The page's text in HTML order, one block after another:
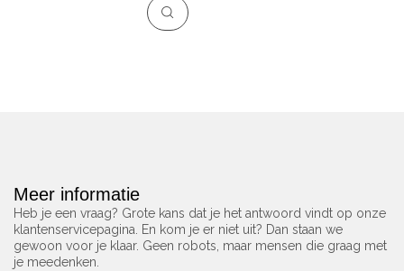
Meer informatie
Heb je een vraag? Grote kans dat je het antwoord vindt op onze
klantenservicepagina. En kom je er niet uit? Dan staan we
gewoon voor je klaar. Geen robots, maar mensen die graag met
je meedenken.